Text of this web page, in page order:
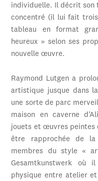
individuelle. Il décrit son
concentré (il lui fait
tableau en format
heureux » selon ses
nouvelle œuvre.
Raymond Lutgen a
artistique jusque dans
une sorte de parc
maison en caverne
jouets et œuvres peintes
être rapprochée de la
membres du style «
Gesamtkunstwerk où
physique entre atelier